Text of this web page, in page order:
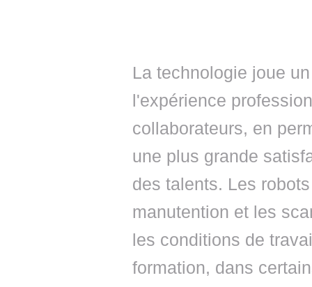
La technologie joue
l'expérience
collaborateurs, en
une plus grande
des talents. Les
manutention et les
les conditions de
formation, dans